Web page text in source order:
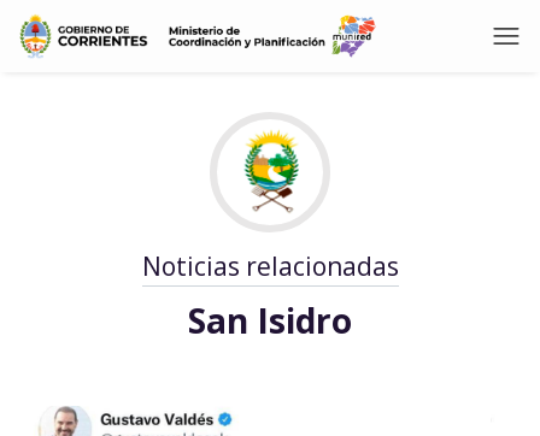
Noticias relacionadas
San Isidro